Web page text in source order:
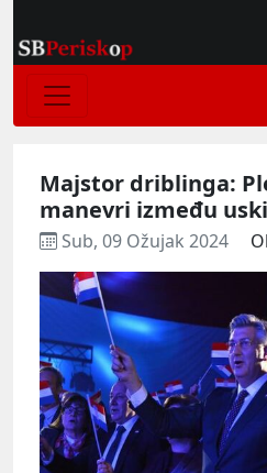
Majstor driblinga:
manevri između
Sub, 09 Ožujak 2024